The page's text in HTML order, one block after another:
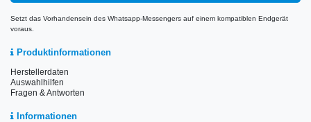
Setzt das Vorhandensein des Whatsapp-Messengers auf einem kompatiblen Endgerät
voraus.
Produktinformationen
Herstellerdaten
Auswahlhilfen
Fragen & Antworten
Informationen